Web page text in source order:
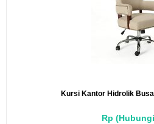
Kursi Kantor Hidrolik
Rp